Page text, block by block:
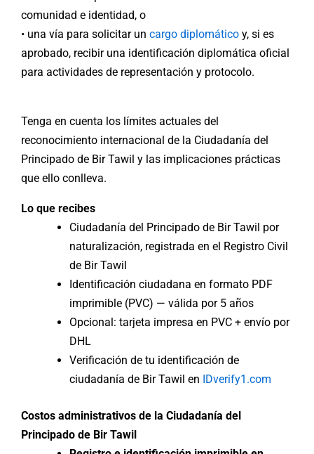
comunidad e identidad, o
• una vía para solicitar un cargo diplomático y, si es
aprobado, recibir una identificación diplomática oficial
para actividades de representación y protocolo.
Tenga en cuenta los límites actuales del
reconocimiento internacional de la Ciudadanía del
Principado de Bir Tawil y las implicaciones prácticas
que ello conlleva.
Lo que recibes
Ciudadanía del Principado de Bir Tawil por
naturalización, registrada en el Registro Civil
de Bir Tawil
Identificación ciudadana en formato PDF
imprimible (PVC) — válida por 5 años
Opcional: tarjeta impresa en PVC + envío por
DHL
Verificación de tu identificación de
ciudadanía de Bir Tawil en IDverify1.com
Costos administrativos de la Ciudadanía del
Principado de Bir Tawil